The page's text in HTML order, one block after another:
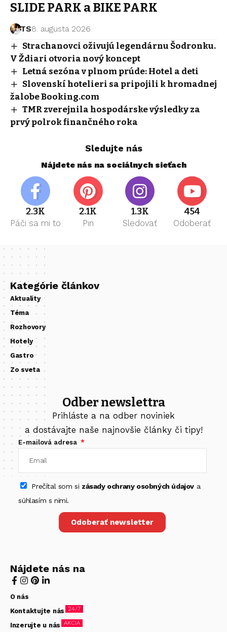
SLIDE PARK a BIKE PARK
TS8. augusta 2026
Strachanovci oživujú legendárnu Šodronku.
V Ždiari otvoria nový koncept
Letná sezóna v plnom prúde: Hotel a deti
Slovenskí hotelieri sa pripojili k hromadnej
žalobe Booking.com
TMR zverejnila hospodárske výsledky za
prvý polrok finančného roka
Sledujte nás
Nájdete nás na sociálnych sieťach
2.3K
Páči sa mi to
2.1K
Pin
1.3K
Sledovať
454
Odoberať
Kategórie článkov
Aktuality
Téma
Rozhovory
Hotely
Gastro
Zo sveta
Odber newslettra
Prihláste a na odber noviniek
a dostávajte naše najnovšie články či tipy!
E-mailová adresa
Prečítal som si zásady ochrany osobných údajova
súhlasím s nimi.
Odoberať newsletter
Nájdete nás na
O nás
Kontaktujte nás 24/7
Inzerujte u nás AKCIA